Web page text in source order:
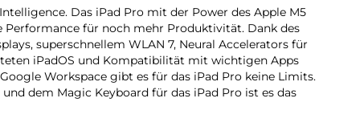
Das iPad Pro mit der Power des Apple M5
Performance für noch mehr Produktivität. Dank des
superschnellem WLAN 7, Neural Accelerators für
iPadOS und Kompatibilität mit wichtigen Apps
Workspace gibt es für das iPad Pro keine Limits.
dem Magic Keyboard für das iPad Pro ist es das